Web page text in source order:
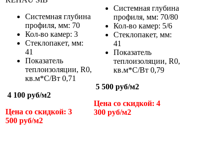
Системная глубина
профиля, мм: 70
Кол-во камер: 3
Стеклопакет, мм:
41
Показатель
теплоизоляции, R0,
кв.м*С/Вт 0,71
4 100 руб/м2
Цена со скидкой: 3
500 руб/м2
Системная глубина
профиля, мм: 70/80
Кол-во камер: 5/6
Стеклопакет, мм:
41
Показатель
теплоизоляции, R0,
кв.м*С/Вт 0,79
5 500 руб/м2
Цена со скидкой: 4
300 руб/м2